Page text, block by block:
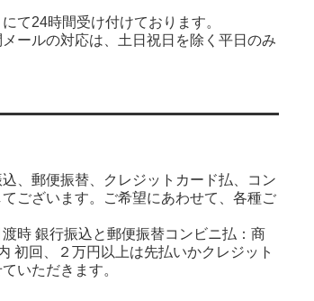
て24時間受け付けております。
ールの対応は、土日祝日を除く平日のみ
、郵便振替、クレジットカード払、コン
てございます。ご希望にあわせて、各種ご
時 銀行振込と郵便振替コンビニ払：商
初回、２万円以上は先払いかクレジット
いただきます。